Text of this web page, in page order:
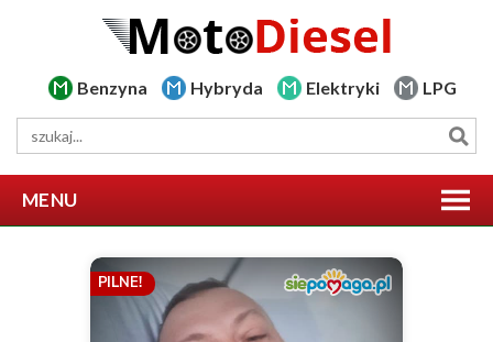
Benzyna Hybryda Elektryki LPG
MENU